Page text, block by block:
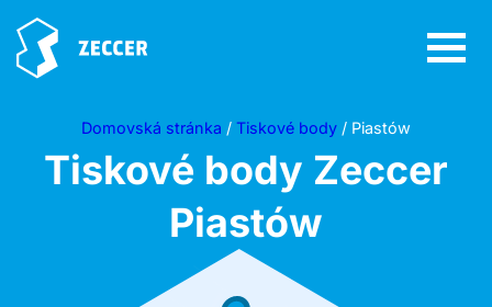
Domovská stránka / Tiskové body / Piastów
Tiskové body Zeccer
Piastów